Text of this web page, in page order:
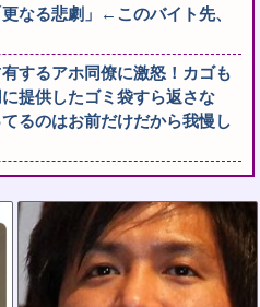
なる悲劇」←このバイト先、
するアホ同僚に激怒！カゴも
提供したゴミ袋すら返さな
るのはお前だけだから我慢し